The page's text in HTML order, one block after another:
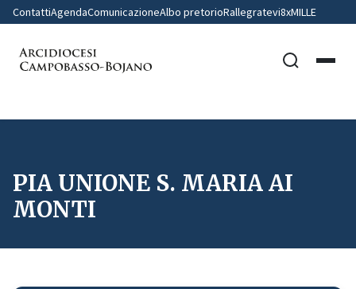
ContattiAgendaComunicazioneAlbo pretorioRallegratevi8xMILLE
PIA UNIONE S. MARIA AI
MONTI